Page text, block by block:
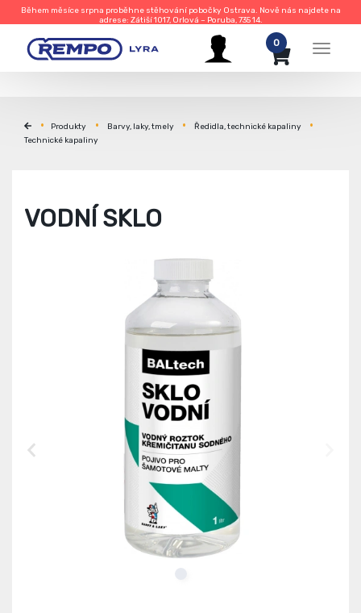
Během měsíce srpna proběhne stěhování pobočky Ostrava. Nově nás najdete na
adrese: Zátiší 1017, Orlová – Poruba, 735 14.
Menu
0
Produkty Barvy, laky, tmely
Ředidla, technické kapaliny
Technické kapaliny
VODNÍ SKLO